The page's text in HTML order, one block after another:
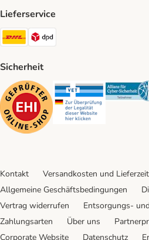
Lieferservice
DHL Shipping Method
Sicherheit
Security Security
Kontakt Versandkosten und Lieferzeit
Allgemeine Geschäftsbedingungen
Vertrag widerrufen
Entsorgungs-
Zahlungsarten
Über uns
Corporate Website
Datenschutz